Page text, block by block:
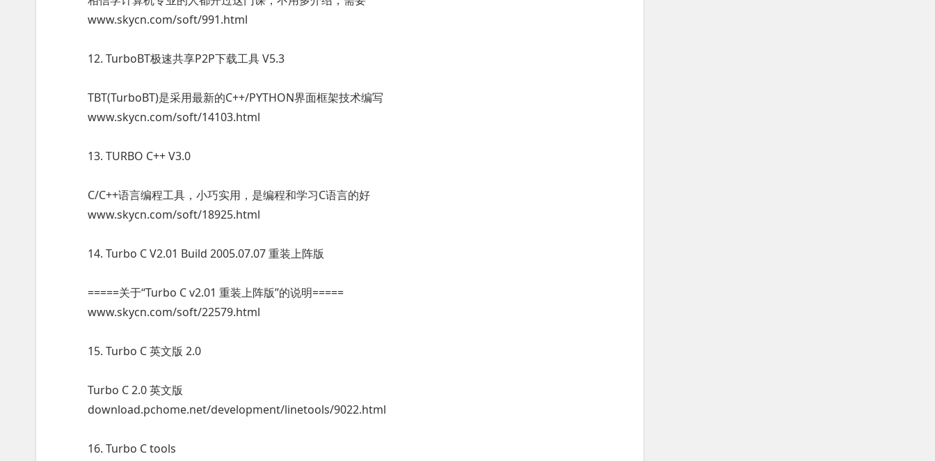
www.skycn.com/soft/991.html
12. TurboBT极速共享P2P下载工具 V5.3
TBT(TurboBT)是采用最新的C++/PYTHON界面框架技术编写
www.skycn.com/soft/14103.html
13. TURBO C++ V3.0
C/C++语言编程工具，小巧实用，是编程和学习C语言的好
www.skycn.com/soft/18925.html
14. Turbo C V2.01 Build 2005.07.07 重装上阵版
=====关于“Turbo C v2.01 重装上阵版”的说明=====
www.skycn.com/soft/22579.html
15. Turbo C 英文版 2.0
Turbo C 2.0 英文版
download.pchome.net/development/linetools/9022.html
16. Turbo C tools